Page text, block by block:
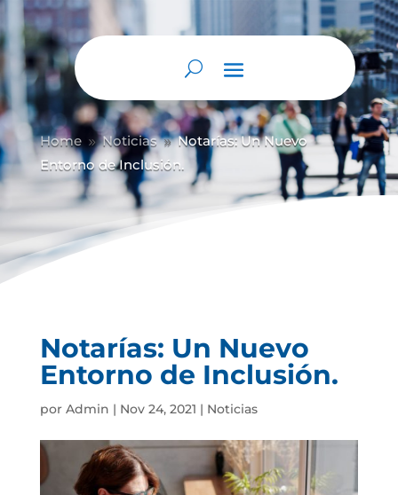
Home 9 Noticias 9 Notarías: Un Nuevo
Entorno de Inclusión.
Notarías: Un Nuevo
Entorno de Inclusión.
por Admin | Nov 24, 2021 | Noticias